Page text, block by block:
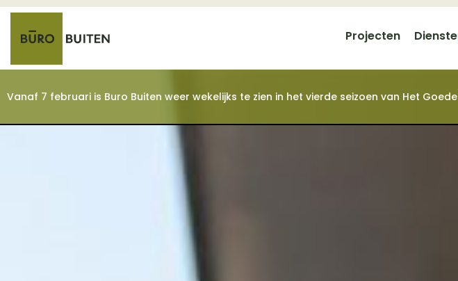
Projecten
Vanaf 7 februari is Buro Buiten weer wekelijks te zien in het vierde seizoen van Het